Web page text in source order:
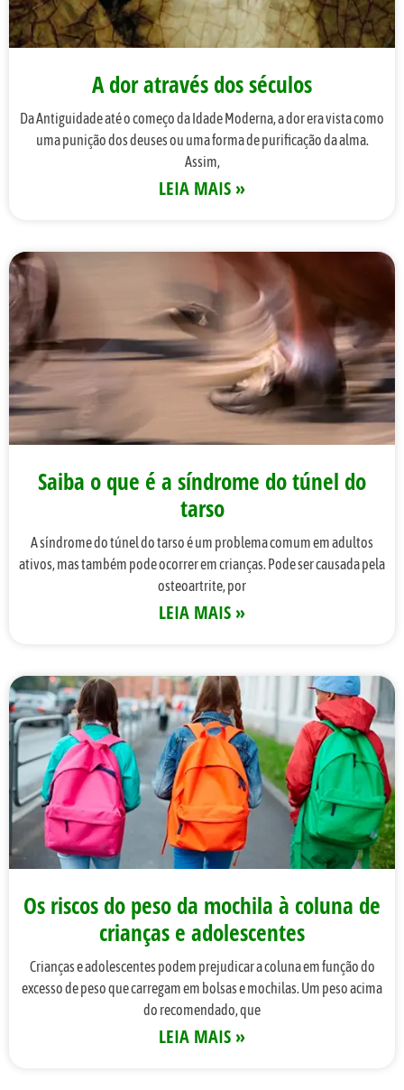
A dor através dos séculos
Da Antiguidade até o começo da Idade Moderna, a dor era vista como
uma punição dos deuses ou uma forma de purificação da alma.
Assim,
LEIA MAIS »
Saiba o que é a síndrome do túnel do
tarso
A síndrome do túnel do tarso é um problema comum em adultos
ativos, mas também pode ocorrer em crianças. Pode ser causada pela
osteoartrite, por
LEIA MAIS »
Os riscos do peso da mochila à coluna de
crianças e adolescentes
Crianças e adolescentes podem prejudicar a coluna em função do
excesso de peso que carregam em bolsas e mochilas. Um peso acima
do recomendado, que
LEIA MAIS »